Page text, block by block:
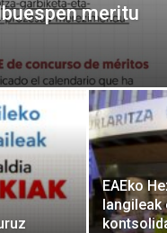
meritu
EAEko
langileak